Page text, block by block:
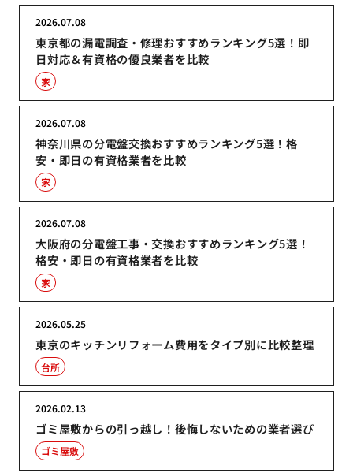
東京都の漏電調査・修理おすすめランキング5選！即
日対応＆有資格の優良業者を比較
2026.07.08
家
神奈川県の分電盤交換おすすめランキング5選！格
安・即日の有資格業者を比較
2026.07.08
家
大阪府の分電盤工事・交換おすすめランキング5選！
格安・即日の有資格業者を比較
2026.07.08
家
東京のキッチンリフォーム費用をタイプ別に比較整理
2026.05.25
台所
ゴミ屋敷からの引っ越し！後悔しないための業者選び
2026.02.13
ゴミ屋敷